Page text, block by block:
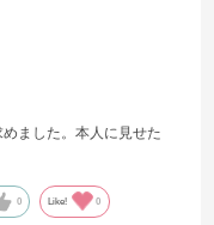
ました。本人に見せた
0 Like! 0